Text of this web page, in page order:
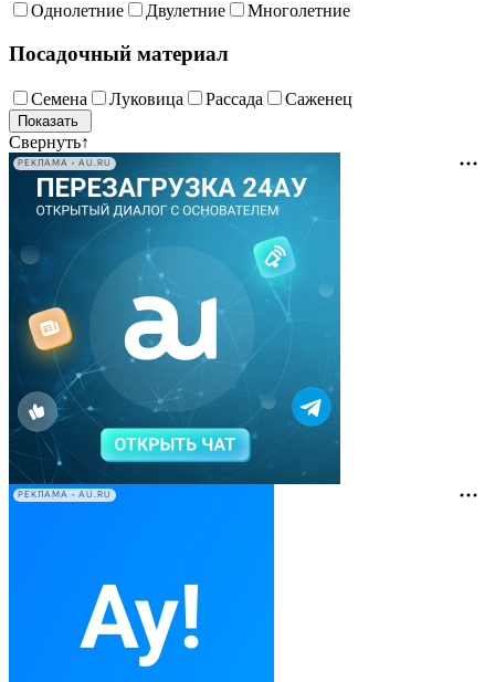
Однолетние Двулетние Многолетние
Посадочный материал
Семена Луковица Рассада Саженец
Свернуть↑
РЕКЛАМА • AU.RU
РЕКЛАМА • AU.RU